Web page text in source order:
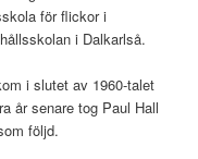
för flickor i
i Dalkarlså.
i slutet av 1960-talet
år senare tog Paul Hall
följd.